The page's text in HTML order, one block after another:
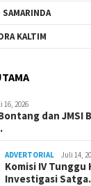
Ada,
6.000
IV
SAMARINDA
KALTIM
16, 2026
dan JMSI
ADVERTORIAL Juli 14,
Komisi IV Tunggu
Investigasi